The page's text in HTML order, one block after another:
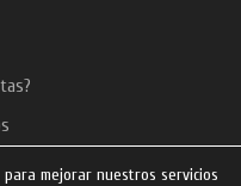
mejorar nuestros servicios